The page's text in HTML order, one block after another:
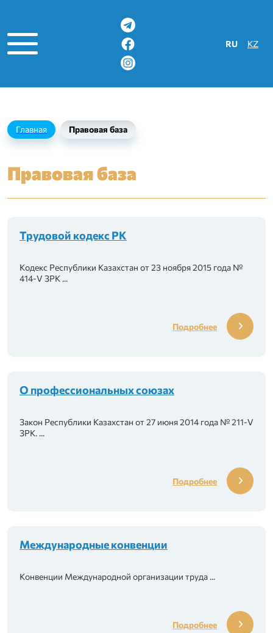
союзах»
Выберите
RU KZ
Главная Правовая база
Правовая база
Трудовой кодекс РК
Кодекс Республики Казахстан от 23 ноября 2015 года №
414-V ЗРК ...
Подробнее
О профессиональных союзах
Закон Республики Казахстан от 27 июня 2014 года № 211-V
ЗРК. ...
Подробнее
Международные конвенции
Конвенции Международной организации труда ...
Подробнее